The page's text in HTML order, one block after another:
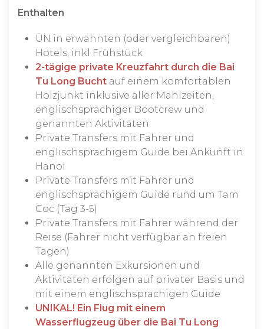
Enthalten
ÜN in erwähnten (oder vergleichbaren)
Hotels, inkl Frühstück
2-tägige private Kreuzfahrt durch die Bai
Tu Long Bucht auf einem komfortablen
Holzjunkt inklusive aller Mahlzeiten,
englischsprachiger Bootcrew und
genannten Aktivitäten
Private Transfers mit Fahrer und
englischsprachigem Guide bei Ankunft in
Hanoi
Private Transfers mit Fahrer und
englischsprachigem Guide rund um Tam
Coc (Tag 3-5)
Private Transfers mit Fahrer während der
Reise (Fahrer nicht verfügbar an freien
Tagen)
Alle genannten Exkursionen und
Aktivitäten erfolgen auf privater Basis und
mit einem englischsprachigen Guide
UNIKAL! Ein Flug mit einem
Wasserflugzeug über die Bai Tu Long